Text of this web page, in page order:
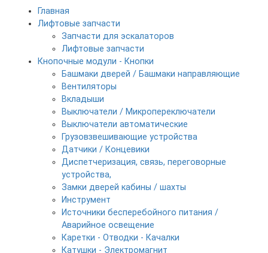
Главная
Лифтовые запчасти
Запчасти для эскалаторов
Лифтовые запчасти
Кнопочные модули - Кнопки
Башмаки дверей / Башмаки направляющие
Вентиляторы
Вкладыши
Выключатели / Микропереключатели
Выключатели автоматические
Грузовзвешивающие устройства
Датчики / Концевики
Диспетчеризация, связь, переговорные
устройства,
Замки дверей кабины / шахты
Инструмент
Источники бесперебойного питания /
Аварийное освещение
Каретки - Отводки - Качалки
Катушки - Электромагнит